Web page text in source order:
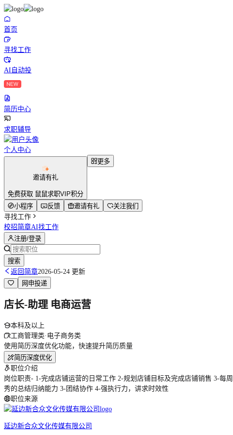
首页
寻找工作
AI自动投
简历中心
求职辅导
个人中心
邀请有礼
免费获取 鼠鼠求职VIP积分
更多
小程序 反馈 邀请有礼
关注我们
寻找工作
校招简章AI找工作
注册/登录
搜索
返回简章2026-05-24 更新
网申投递
店长-助理 电商运营
本科及以上
工商管理类·电子商务类
使用简历深度优化功能，快速提升简历质量
简历深度优化
职位介绍
岗位职责- 1-完成店铺运营的日常工作 2-规划店铺目标及完成店铺销售 3-
秀的总结归纳能力 3-团结协作 4-强执行力，讲求时效性
职位来源
延边新合众文化传媒有限公司